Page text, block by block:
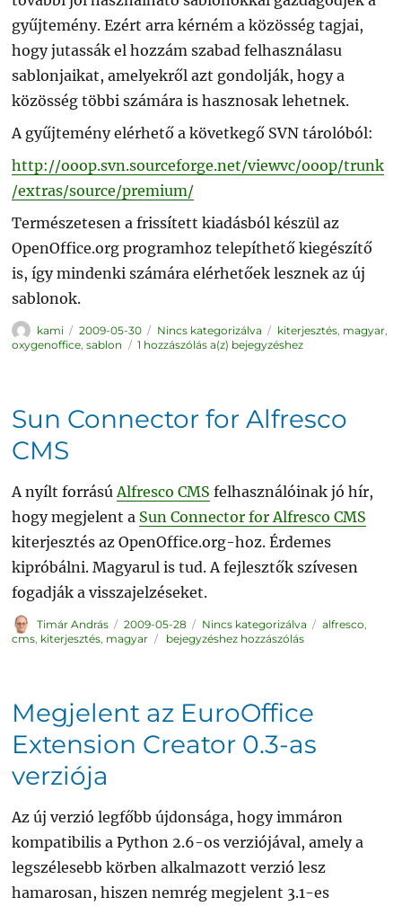
gyűjtemény. Ezért arra kérném a közösség tagjai,
hogy jutassák el hozzám szabad felhasználasu
sablonjaikat, amelyekről azt gondolják, hogy a
közösség többi számára is hasznosak lehetnek.
A gyűjtemény elérhető a követkegő SVN tárolóból:
http://ooop.svn.sourceforge.net/viewvc/ooop/trunk
/extras/source/premium/
Természetesen a frissített kiadásból készül az
OpenOffice.org programhoz telepíthető kiegészítő
is, így mindenki számára elérhetőek lesznek az új
sablonok.
Szerző
kami Közzétéve
2009-05-30 Kategória
Nincs kategorizálva Címke
kiterjesztés, magyar,
oxygenoffice,sablon 1 hozzászólás a(z) Sablonok
bejegyzéshez
Sun Connector for Alfresco
CMS
A nyílt forrású Alfresco CMS felhasználóinak jó hír,
hogy megjelent a Sun Connector for Alfresco CMS
kiterjesztés az OpenOffice.org-hoz. Érdemes
kipróbálni. Magyarul is tud. A fejlesztők szívesen
fogadják a visszajelzéseket.
Szerző
Timár András Közzétéve
2009-05-28 Kategória
Nincs kategorizálva Címke
alfresco
cms, kiterjesztés, magyar
Sun
Connector
bejegyzéshez hozzászólás
Megjelent az EuroOffice
Extension Creator 0.3-as
verziója
Az új verzió legfőbb újdonsága, hogy immáron
kompatibilis a Python 2.6-os verziójával, amely a
legszélesebb körben alkalmazott verzió lesz
hamarosan, hiszen nemrég megjelent 3.1-es